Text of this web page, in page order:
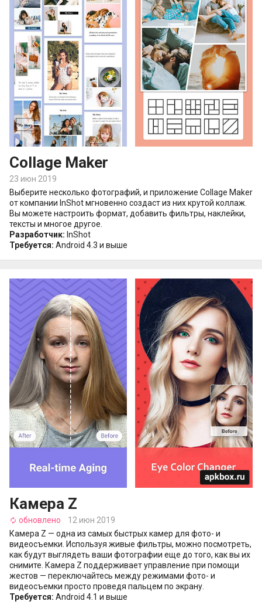
Collage Maker
23 июн 2019
Выберите несколько фотографий, и приложение Collage Maker
от компании InShot мгновенно создаст из них крутой коллаж.
Вы можете настроить формат, добавить фильтры, наклейки,
тексты и многое другое.
Разработчик: InShot
Требуется: Android 4.3 и выше
Камера Z
autorenew обновлено
12 июн 2019
Камера Z — одна из самых быстрых камер для фото- и
видеосъемки. Используя живые фильтры, можно посмотреть,
как будут выглядеть ваши фотографии еще до того, как вы их
снимите. Камера Z поддерживает управление при помощи
жестов — переключайтесь между режимами фото- и
видеосъемки просто проведя пальцем по экрану.
Требуется: Android 4.1 и выше